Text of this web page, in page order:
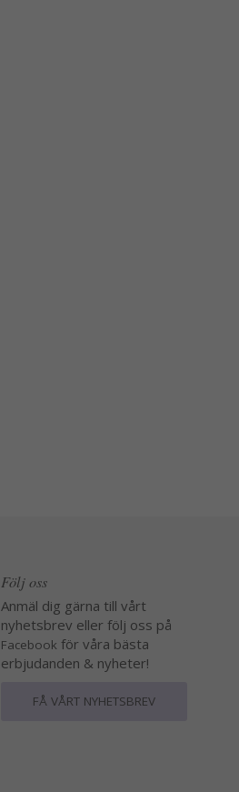
Följ oss
Anmäl dig gärna till vårt
nyhetsbrev eller följ oss på
Facebook för våra bästa
erbjudanden & nyheter!
FÅ VÅRT NYHETSBREV